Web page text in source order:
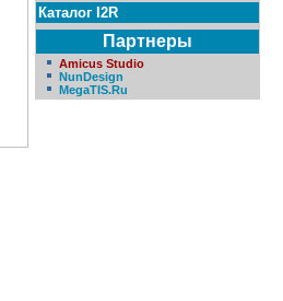
Каталог I2R
Партнеры
Amicus Studio
NunDesign
MegaTIS.Ru